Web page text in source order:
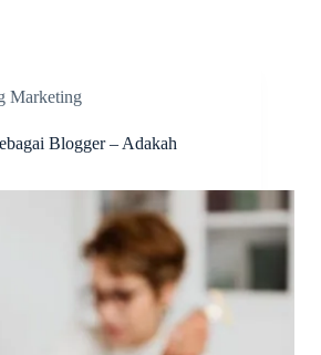
Marketing
Blogger – Adakah